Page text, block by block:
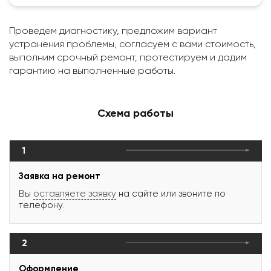
Проведем диагностику, предложим вариант
устранения проблемы, согласуем с вами стоимость,
выполним срочный ремонт, протестируем и дадим
гарантию на выполненные работы.
Схема работы
1
Заявка на ремонт
Вы оставляете заявку на сайте или звоните по
телефону.
2
Оформление